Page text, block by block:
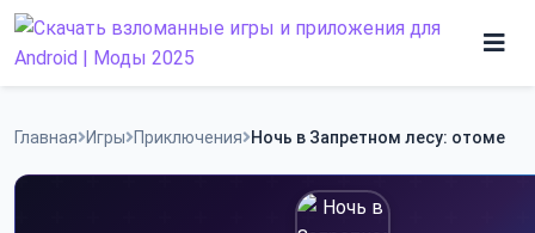
Skip
Программы
Главная Игры Приключения Ночь в Запретном лесу: отоме